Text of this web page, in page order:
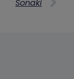
Sonaki